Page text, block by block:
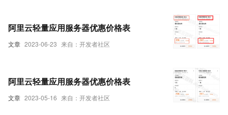
文章 2023-06-23 来自：开发者社区
阿里云轻量应用服务器优惠价格表
文章 2023-05-16 来自：开发者社区
阿里云轻量应用服务器优惠价格表